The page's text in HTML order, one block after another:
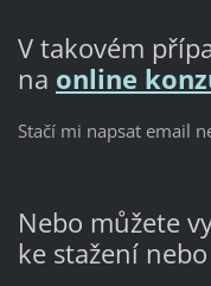
V takovém
na online
Stačí mi napsat email
Nebo můžete
ke stažení